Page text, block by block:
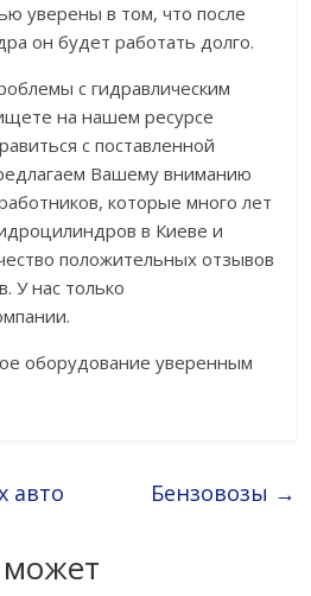
уверены в том, что после
он будет работать долго.
с гидравлическим
на нашем ресурсе
с поставленной
Вашему вниманию
которые много лет
в Киеве и
положительных отзывов
У нас только
оборудование уверенным
авто Бензовозы →